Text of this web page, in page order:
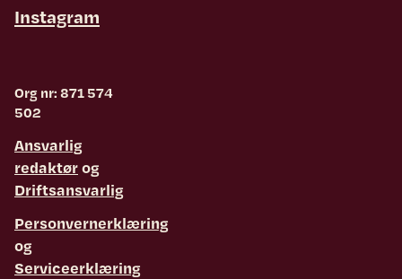
Instagram
Org nr: 871 574
502
Ansvarlig
redaktørog
Driftsansvarlig
Personvernerklæring
og
Serviceerklæring